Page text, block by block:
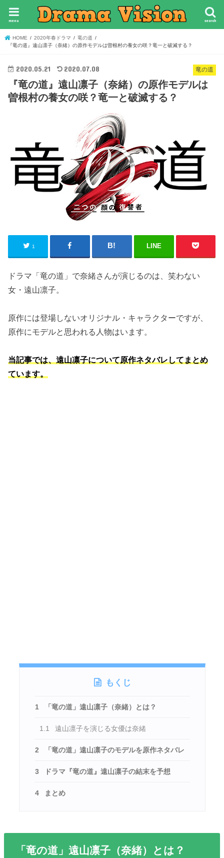
search
menu
HOME 2020年春ドラマ
竜の道
『竜の道』遠山凛子（奈緒）の原作モデルは曽根村の養女の咲？竜一と破滅する？
竜の道
2020.05.21 2020.07.08
『竜の道』遠山凛子（奈緒）の原作モデルは
曽根村の養女の咲？竜一と破滅する？
1 LINE
ドラマ「竜の道」で奈緒さんが演じるのは、笑わない
女・遠山凛子。
原作には登場しないオリジナル・キャラクターですが、
原作にモデルと思われる人物はいます。
当記事では、遠山凛子について原作ネタバレしてまとめ
ています。
もくじ
1 「竜の道」遠山凛子（奈緒）とは？
1.1 遠山凛子を演じる女優は奈緒
2 「竜の道」遠山凛子のモデルを原作ネタバレ
3 ドラマ『竜の道』遠山凛子の結末を予想
4 まとめ
「竜の道」遠山凛子（奈緒）とは？